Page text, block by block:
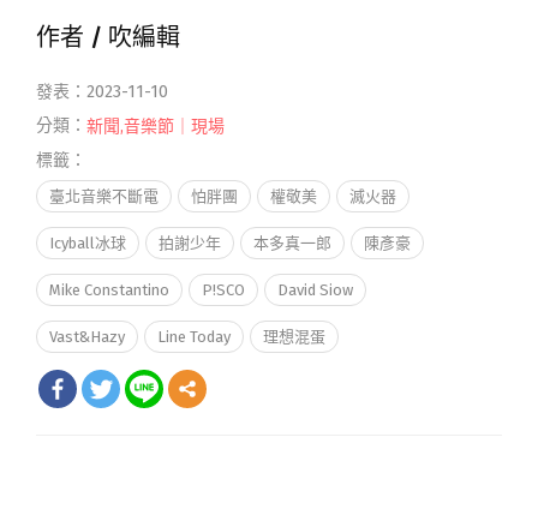
作者 / 吹編輯
發表：2023-11-10
分類： 新聞,音樂節｜現場
標籤：
臺北音樂不斷電 怕胖團 權敬美 滅火器
Icyball冰球 拍謝少年 本多真一郎 陳彥豪
Mike Constantino P!SCO David Siow
Vast&Hazy Line Today 理想混蛋